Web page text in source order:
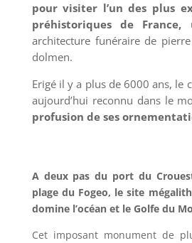
pour visiter l’un des plus
préhistoriques de France,
architecture funéraire de
dolmen.
Erigé il y a plus de 6000 ans, le
aujourd’hui reconnu dans le
profusion de ses
A deux pas du port du
plage du Fogeo, le site
domine l’océan et le Golfe du
Cet imposant monument de